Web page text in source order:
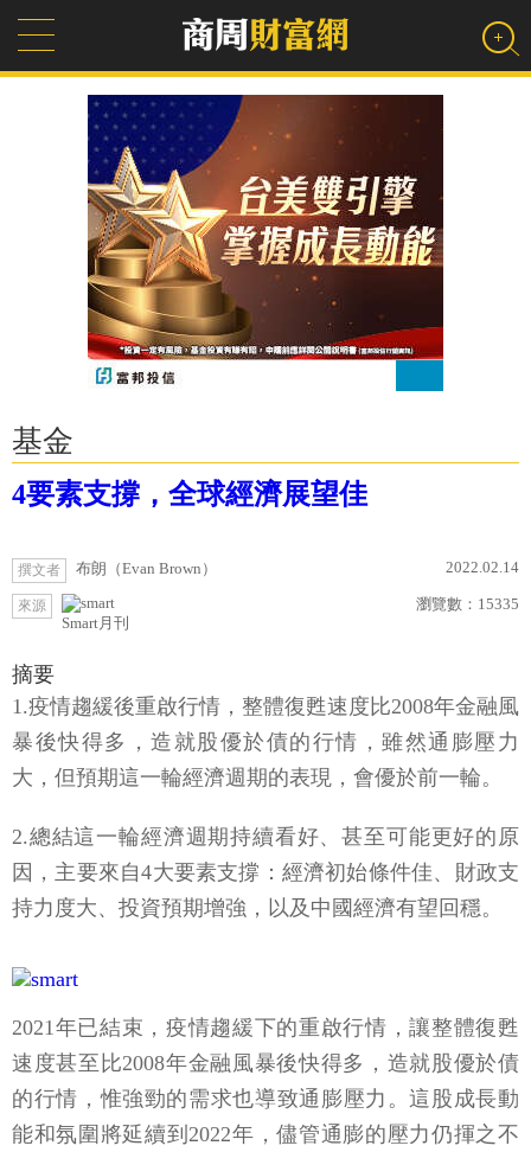
基金
4要素支撐，全球經濟展望佳
撰文者 布朗（Evan Brown） 2022.02.14
來源
Smart月刊
瀏覽數： 15335
摘要
1.疫情趨緩後重啟行情，整體復甦速度比2008年金融風
暴後快得多，造就股優於債的行情，雖然通膨壓力
大，但預期這一輪經濟週期的表現，會優於前一輪。
2.總結這一輪經濟週期持續看好、甚至可能更好的原
因，主要來自4大要素支撐：經濟初始條件佳、財政支
持力度大、投資預期增強，以及中國經濟有望回穩。
2021年已結束，疫情趨緩下的重啟行情，讓整體復甦
速度甚至比2008年金融風暴後快得多，造就股優於債
的行情，惟強勁的需求也導致通膨壓力。這股成長動
能和氛圍將延續到2022年，儘管通膨的壓力仍揮之不